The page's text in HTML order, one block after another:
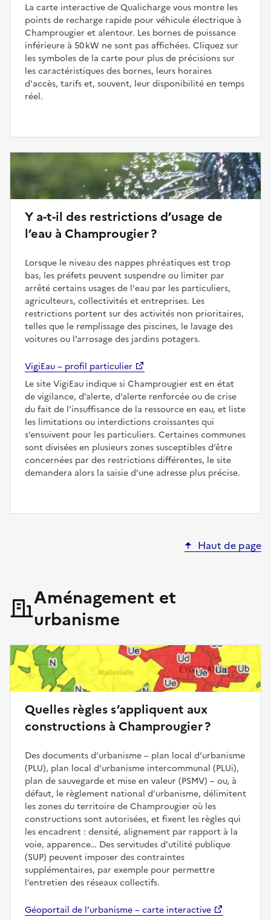
La carte interactive de Qualicharge vous montre les
points de recharge rapide pour véhicule électrique à
Champrougier et alentour. Les bornes de puissance
inférieure à 50 kW ne sont pas affichées. Cliquez sur
les symboles de la carte pour plus de précisions sur
les caractéristiques des bornes, leurs horaires
d'accès, tarifs et, souvent, leur disponibilité en temps
réel.
Y a-t-il des restrictions d’usage de
l’eau à Champrougier ?
Lorsque le niveau des nappes phréatiques est trop
bas, les préfets peuvent suspendre ou limiter par
arrêté certains usages de l'eau par les particuliers,
agriculteurs, collectivités et entreprises. Les
restrictions portent sur des activités non prioritaires,
telles que le remplissage des piscines, le lavage des
voitures ou l’arrosage des jardins potagers.
VigiEau – profil particulier
Le site VigiEau indique si Champrougier est en état
de vigilance, d’alerte, d’alerte renforcée ou de crise
du fait de l’insuffisance de la ressource en eau, et liste
les limitations ou interdictions croissantes qui
s’ensuivent pour les particuliers. Certaines communes
sont divisées en plusieurs zones susceptibles d’être
concernées par des restrictions différentes, le site
demandera alors la saisie d’une adresse plus précise.
Haut de page
Aménagement et
urbanisme
Quelles règles s’appliquent aux
constructions à Champrougier ?
Des documents d’urbanisme – plan local d’urbanisme
(PLU), plan local d’urbanisme intercommunal (PLUi),
plan de sauvegarde et mise en valeur (PSMV) – ou, à
défaut, le règlement national d’urbanisme, délimitent
les zones du territoire de Champrougier où les
constructions sont autorisées, et fixent les règles qui
les encadrent : densité, alignement par rapport à la
voie, apparence… Des servitudes d’utilité publique
(SUP) peuvent imposer des contraintes
supplémentaires, par exemple pour permettre
l’entretien des réseaux collectifs.
Géoportail de l’urbanisme – carte interactive